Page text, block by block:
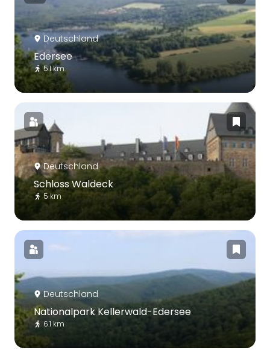
Deutschland
Edersee
5.1 km
Deutschland
Schloss Waldeck
5 km
Deutschland
Nationalpark Kellerwald-Edersee
6.1 km